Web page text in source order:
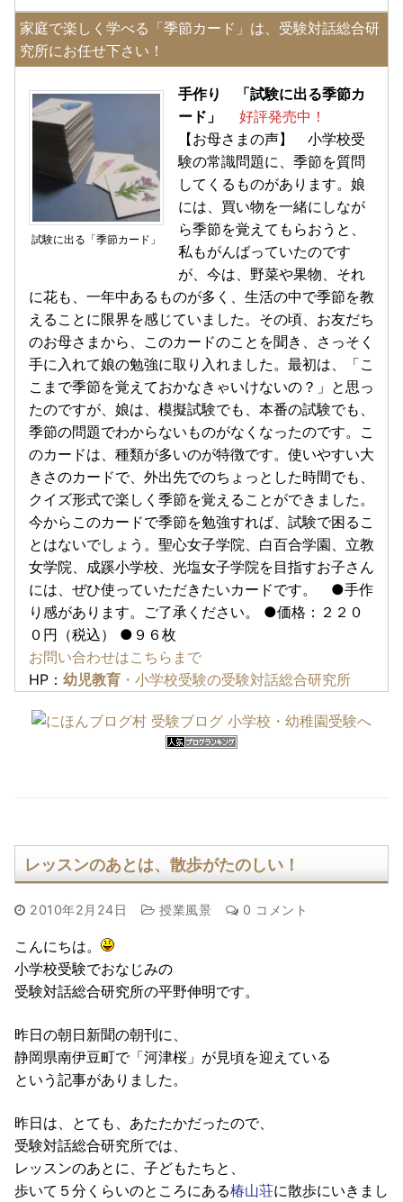
家庭で楽しく学べる「季節カード」は、受験対話総合研
究所にお任せ下さい！
試験に出る「季節カード」
手作り 「試験に出る季節カ
ード」 好評発売中！
【お母さまの声】 小学校受
験の常識問題に、季節を質問
してくるものがあります。娘
には、買い物を一緒にしなが
ら季節を覚えてもらおうと、
私もがんばっていたのです
が、今は、野菜や果物、それ
に花も、一年中あるものが多く、生活の中で季節を教
えることに限界を感じていました。その頃、お友だち
のお母さまから、このカードのことを聞き、さっそく
手に入れて娘の勉強に取り入れました。最初は、「こ
こまで季節を覚えておかなきゃいけないの？」と思っ
たのですが、娘は、模擬試験でも、本番の試験でも、
季節の問題でわからないものがなくなったのです。こ
のカードは、種類が多いのが特徴です。使いやすい大
きさのカードで、外出先でのちょっとした時間でも、
クイズ形式で楽しく季節を覚えることができました。
今からこのカードで季節を勉強すれば、試験で困るこ
とはないでしょう。聖心女子学院、白百合学園、立教
女学院、成蹊小学校、光塩女子学院を目指すお子さん
には、ぜひ使っていただきたいカードです。 ●手作
り感があります。ご了承ください。 ●価格：２２０
０円（税込） ●９６枚
お問い合わせはこちらまで
HP： 幼児教育 ・小学校受験の受験対話総合研究所
レッスンのあとは、散歩がたのしい！
2010年2月24日 授業風景 0 コメント
こんにちは。
小学校受験でおなじみの
受験対話総合研究所の平野伸明です。
昨日の朝日新聞の朝刊に、
静岡県南伊豆町で「河津桜」が見頃を迎えている
という記事がありました。
昨日は、とても、あたたかだったので、
受験対話総合研究所では、
レッスンのあとに、子どもたちと、
歩いて５分くらいのところにある椿山荘に散歩にいきまし